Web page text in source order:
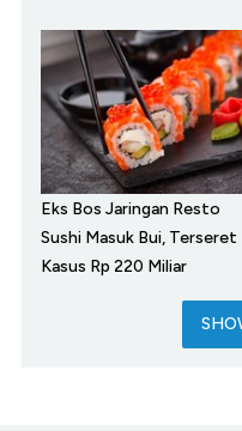
Eks Bos Jaringan Resto
Sushi Masuk Bui, Terseret
Kasus Rp 220 Miliar